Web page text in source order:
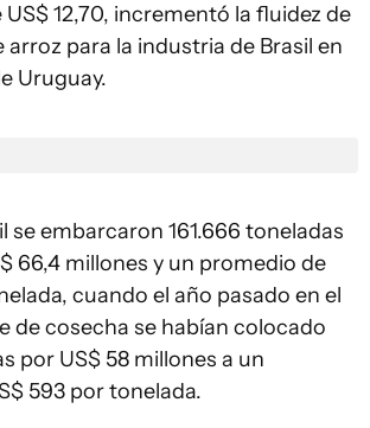
12,70, incrementó la fluidez de
arroz para la industria de Brasil en
Uruguay.
se embarcaron 161.666 toneladas
66,4 millones y un promedio de
cuando el año pasado en el
de cosecha se habían colocado
por US$ 58 millones a un
593 por tonelada.